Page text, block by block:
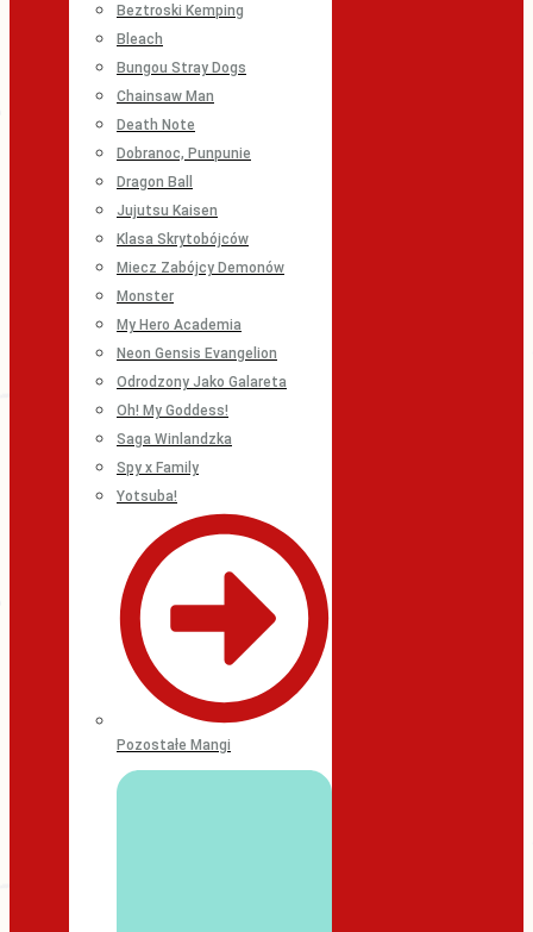
Beztroski Kemping
Bleach
Bungou Stray Dogs
Chainsaw Man
Death Note
Dobranoc, Punpunie
Dragon Ball
Jujutsu Kaisen
Klasa Skrytobójców
Miecz Zabójcy Demonów
Monster
My Hero Academia
Neon Gensis Evangelion
Odrodzony Jako Galareta
Oh! My Goddess!
Saga Winlandzka
Spy x Family
Yotsuba!
Pozostałe Mangi